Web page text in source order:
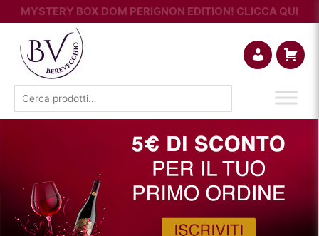
MYSTERY BOX DOM PERIGNON EDITION! CLICCA QUI
Cerca: